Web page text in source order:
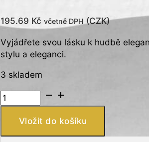
195.69 Kč včetně DPH (CZK)
Vyjádřete svou lásku k hudbě
stylu a eleganci.
3 skladem
Stříbrné
náušnice
Vložit do košíku